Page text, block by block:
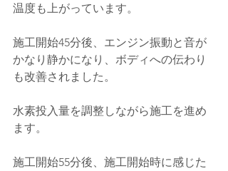
温度も上がっています。
施工開始45分後、エンジン振動と音が
かなり静かになり、ボディへの伝わり
も改善されました。
水素投入量を調整しながら施工を進め
ます。
施工開始55分後、施工開始時に感じた